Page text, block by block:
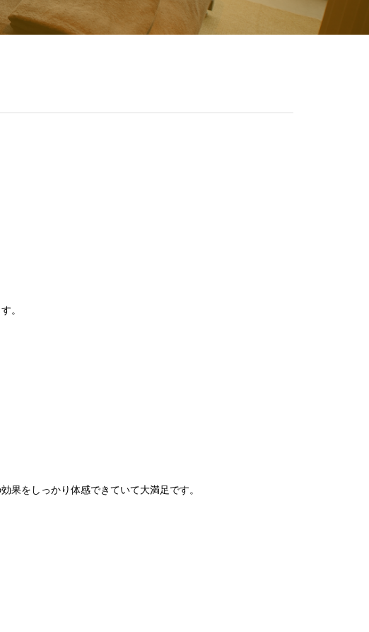
。
果をしっかり体感できていて大満足です。